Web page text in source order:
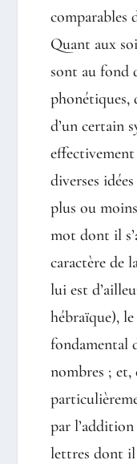
comparables
Quant aux
sont au fond
phonétiques,
d’un certain
diverses
plus ou
mot dont il
caractère de
lui est
hébraïque),
fondamental
nombres ; et,
par l’addition
lettres dont